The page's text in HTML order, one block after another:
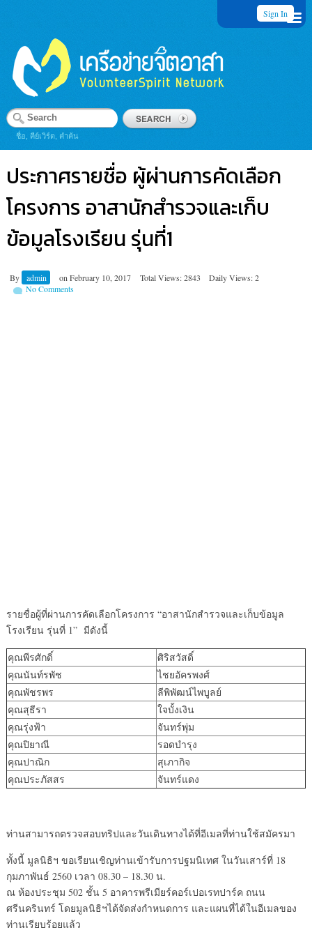
Sign In
ชื่อ, คีย์เวิร์ด, คำค้น
ประกาศรายชื่อ ผู้ผ่านการคัดเลือก
โครงการ อาสานักสำรวจและเก็บ
ข้อมูลโรงเรียน รุ่นที่1
By admin on February 10, 2017 Total Views: 2843
Daily Views: 2
No Comments
รายชื่อผู้ที่ผ่านการคัดเลือกโครงการ “อาสานักสำรวจและเก็บข้อมูล
โรงเรียน รุ่นที่ 1” มีดังนี้
คุณพีรศักดิ์
ศิริสวัสดิ์
คุณนันท์รพัช
ไชยอัครพงศ์
คุณพัชรพร
ลีพิพัฒน์ไพบูลย์
คุณสุธีรา
ใจบั้งเงิน
คุณรุ่งฟ้า
จันทร์พุ่ม
คุณปิยาณี
รอดบำรุง
คุณปาณิก
สุเภากิจ
คุณประภัสสร
จันทร์แดง
ท่านสามารถตรวจสอบทริปและวันเดินทางได้ที่อีเมลที่ท่านใช้สมัครมา
ทั้งนี้ มูลนิธิฯ ขอเรียนเชิญท่านเข้ารับการปฐมนิเทศ ในวันเสาร์ที่ 18
กุมภาพันธ์ 2560 เวลา 08.30 – 18.30 น.
ณ ห้องประชุม 502 ชั้น 5 อาคารพรีเมียร์คอร์เปอเรทปาร์ค ถนน
ศรีนครินทร์ โดยมูลนิธิฯได้จัดส่งกำหนดการ และแผนที่ได้ในอีเมลของ
ท่านเรียบร้อยแล้ว